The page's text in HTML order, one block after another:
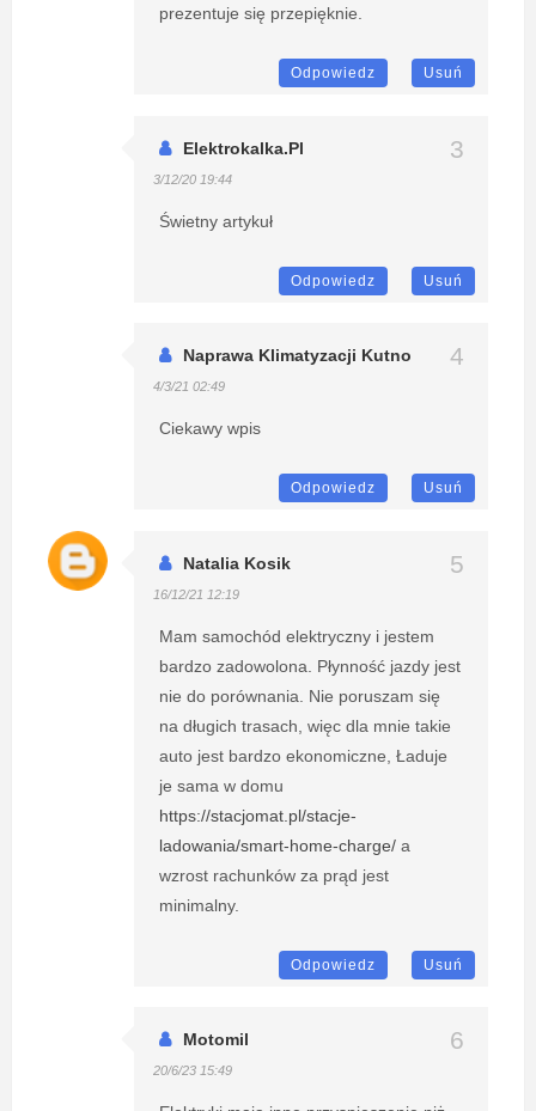
prezentuje się przepięknie.
Odpowiedz Usuń
Elektrokalka.pl
3/12/20 19:44
Świetny artykuł
Odpowiedz Usuń
Naprawa Klimatyzacji Kutno
4/3/21 02:49
Ciekawy wpis
Odpowiedz Usuń
Natalia Kosik
16/12/21 12:19
Mam samochód elektryczny i jestem
bardzo zadowolona. Płynność jazdy jest
nie do porównania. Nie poruszam się
na długich trasach, więc dla mnie takie
auto jest bardzo ekonomiczne, Ładuje
je sama w domu
https://stacjomat.pl/stacje-
ladowania/smart-home-charge/a
wzrost rachunków za prąd jest
minimalny.
Odpowiedz Usuń
Motomil
20/6/23 15:49